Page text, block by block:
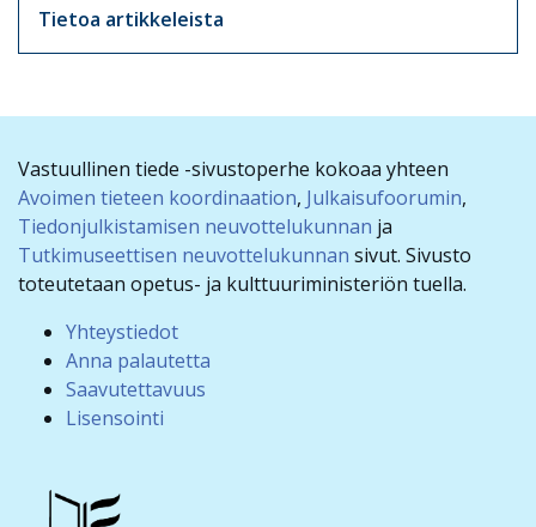
Tietoa artikkeleista
Vastuullinen tiede -sivustoperhe kokoaa yhteen
Avoimen tieteen koordinaation, Julkaisufoorumin,
Tiedonjulkistamisen neuvottelukunnan ja
Tutkimuseettisen neuvottelukunnan sivut. Sivusto
toteutetaan opetus- ja kulttuuriministeriön tuella.
Yhteystiedot
Anna palautetta
Saavutettavuus
Lisensointi